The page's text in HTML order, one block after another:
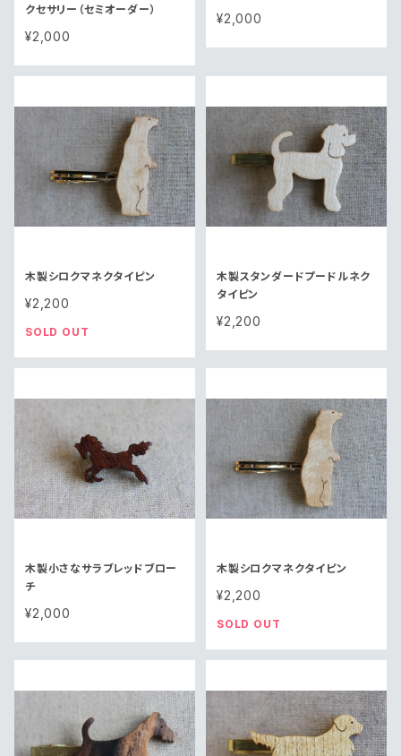
クセサリー（セミオーダー）
¥2,000
¥2,000
木製シロクマネクタイピン
¥2,200
SOLD OUT
木製スタンダードプードルネク
タイピン
¥2,200
木製小さなサラブレッドブロー
チ
¥2,000
木製シロクマネクタイピン
¥2,200
SOLD OUT